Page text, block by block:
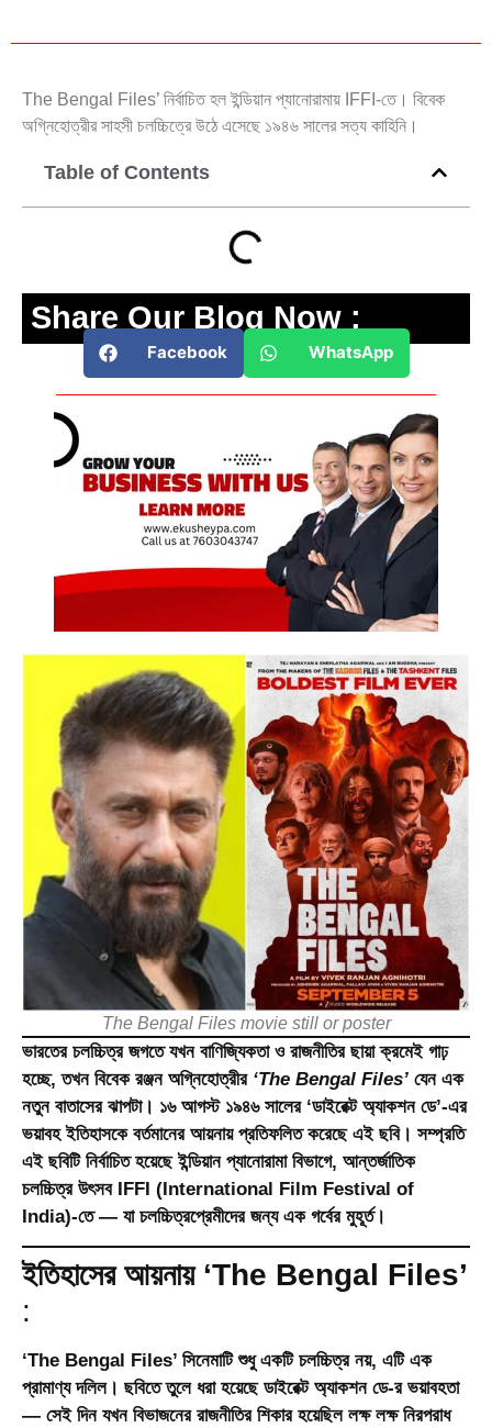
The Bengal Files’ নির্বাচিত হল ইন্ডিয়ান প্যানোরামায় IFFI-তে। বিবেক
অগ্নিহোত্রীর সাহসী চলচ্চিত্রে উঠে এসেছে ১৯৪৬ সালের সত্য কাহিনি।
Table of Contents
Share Our Blog Now :
Facebook WhatsApp
The Bengal Files movie still or poster
ভারতের চলচ্চিত্র জগতে যখন বাণিজ্যিকতা ও রাজনীতির ছায়া ক্রমেই গাঢ়
হচ্ছে, তখন বিবেক রঞ্জন অগ্নিহোত্রীর ‘The Bengal Files’ যেন এক
নতুন বাতাসের ঝাপটা। ১৬ আগস্ট ১৯৪৬ সালের ‘ডাইরেক্ট অ্যাকশন ডে’-এর
ভয়াবহ ইতিহাসকে বর্তমানের আয়নায় প্রতিফলিত করেছে এই ছবি। সম্প্রতি
এই ছবিটি নির্বাচিত হয়েছেইন্ডিয়ান প্যানোরামাবিভাগে, আন্তর্জাতিক
চলচ্চিত্র উৎসব IFFI (International Film Festival of
India)-তে — যা চলচ্চিত্রপ্রেমীদের জন্য এক গর্বের মুহূর্ত।
ইতিহাসের আয়নায় ‘The Bengal Files’
:
‘The Bengal Files’ সিনেমাটি শুধু একটি চলচ্চিত্র নয়, এটি এক
প্রামাণ্য দলিল। ছবিতে তুলে ধরা হয়েছে ডাইরেক্ট অ্যাকশন ডে-র ভয়াবহতা
— সেই দিন যখন বিভাজনের রাজনীতির শিকার হয়েছিল লক্ষ লক্ষ নিরপরাধ